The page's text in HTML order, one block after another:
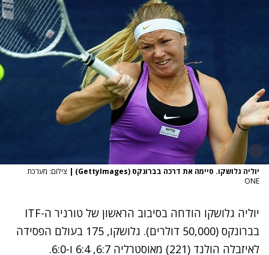
יוליה גלושקו. סיימה את דרכה בברונקס (GettyImages) | צילום: מערכת
ONE
יוליה גלושקו הודחה בסיבוב הראשון של טורניר ה-ITF
בברונקס (50,000 דולרים). גלושקו, 175 בעולם הפסידה
לאיזבלה הולנד (221) מאוסטרליה 6:7, 6:4 ו-6:0.